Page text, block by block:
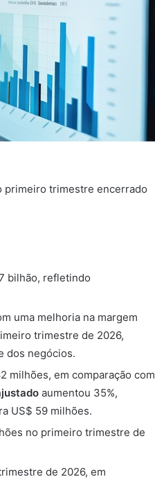
primeiro trimestre encerrado
bilhão, refletindo
uma melhoria na margem
trimestre de 2026,
dos negócios.
milhões, em comparação com
aumentou 35%,
US$ 59 milhões.
no primeiro trimestre de
de 2026, em